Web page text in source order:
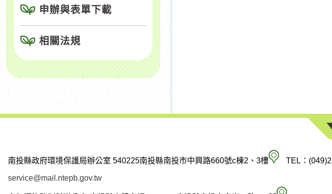
申辦與表單下載
相關法規
南投縣政府環境保護局辦公室 540225南投縣南投市中興路660號c棟2、3樓南 TEL：
service@mail.ntepb.gov.tw